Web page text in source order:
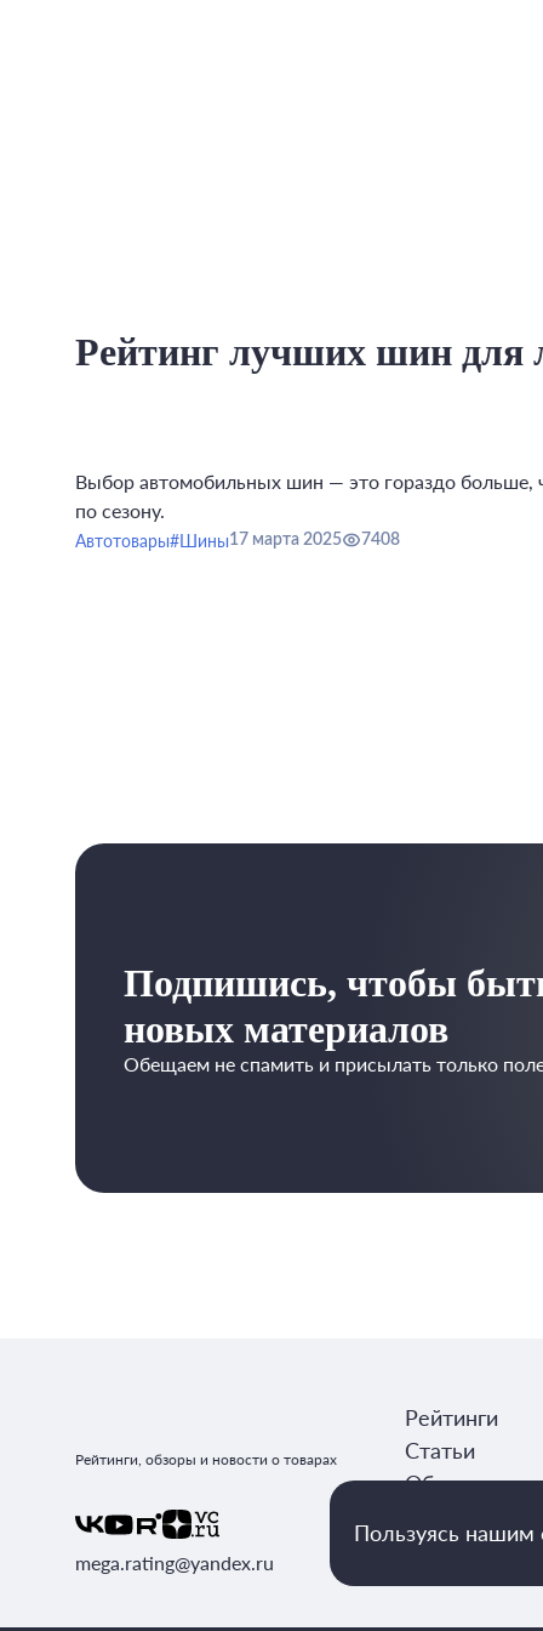
Рейтинг лучших шин для
Выбор автомобильных шин — это гораздо больше,
по сезону.
Автотовары#Шины17 марта 2025 7408
Подпишись, чтобы
новых материалов
Обещаем не спамить и присылать только
Рейтинги, обзоры и новости о товарах
mega.rating@yandex.ru
Рейтинги
Статьи
Обзоры
Пользуясь нашим